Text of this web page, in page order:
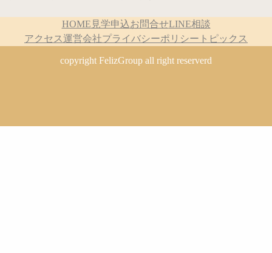
HOME 見学申込お問合せLINE相談
アクセス運営会社プライバシーポリシー トピックス
copyright FelizGroup all right reserverd